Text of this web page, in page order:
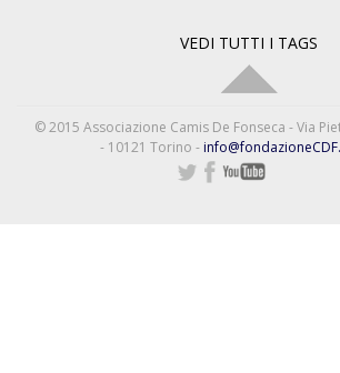
VEDI TUTTI I TAGS
© 2015 Associazione Camis De Fonseca - Via
- 10121 Torino -